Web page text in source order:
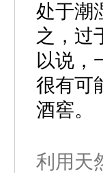
处于潮
之，过
以说，
很有可
酒窖。
利用天